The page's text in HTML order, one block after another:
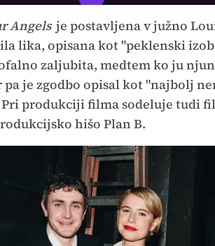
Angels je postavljena v južno
lika, opisana kot "peklenski
zaljubita, medtem ko ju
pa je zgodbo opisal kot "najbolj
produkciji filma sodeluje tudi
hišo Plan B.